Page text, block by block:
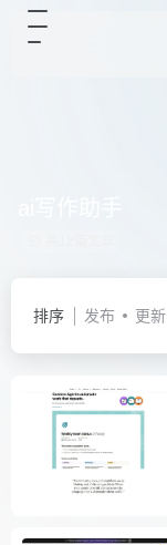
排序 发布 更新